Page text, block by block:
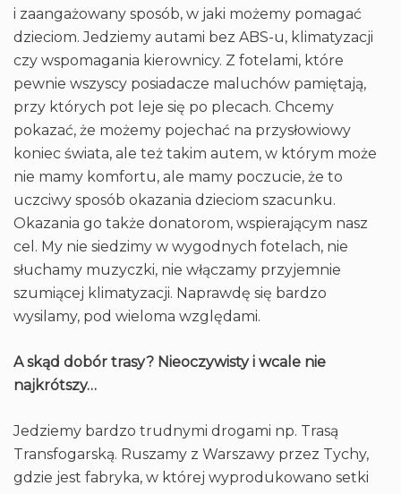
i zaangażowany sposób, w jaki możemy pomagać
dzieciom. Jedziemy autami bez ABS-u, klimatyzacji
czy wspomagania kierownicy. Z fotelami, które
pewnie wszyscy posiadacze maluchów pamiętają,
przy których pot leje się po plecach. Chcemy
pokazać, że możemy pojechać na przysłowiowy
koniec świata, ale też takim autem, w którym może
nie mamy komfortu, ale mamy poczucie, że to
uczciwy sposób okazania dzieciom szacunku.
Okazania go także donatorom, wspierającym nasz
cel. My nie siedzimy w wygodnych fotelach, nie
słuchamy muzyczki, nie włączamy przyjemnie
szumiącej klimatyzacji. Naprawdę się bardzo
wysilamy, pod wieloma względami.
A skąd dobór trasy? Nieoczywisty i wcale nie
najkrótszy…
Jedziemy bardzo trudnymi drogami np. Trasą
Transfogarską. Ruszamy z Warszawy przez Tychy,
gdzie jest fabryka, w której wyprodukowano setki